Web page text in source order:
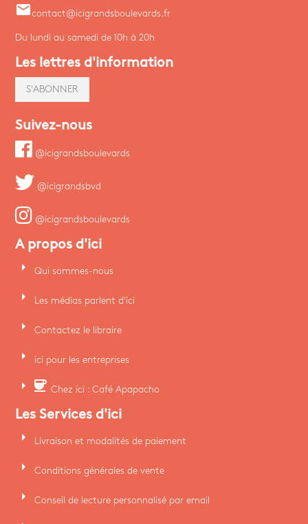
emailcontact@icigrandsboulevards.fr
Du lundi au samedi de 10h à 20h
Les lettres d'information
S'ABONNER
Suivez-nous
@icigrandsboulevards
@icigrandsbvd
@icigrandsboulevards
A propos d'ici
arrow_right Qui sommes-nous
arrow_right Les médias parlent d'ici
arrow_right Contactez le libraire
arrow_right ici pour les entreprises
arrow_right coffee Chez ici : Café Apapacho
Les Services d'ici
arrow_right Livraison et modalités de paiement
arrow_right Conditions générales de vente
arrow_right Conseil de lecture personnalisé par email